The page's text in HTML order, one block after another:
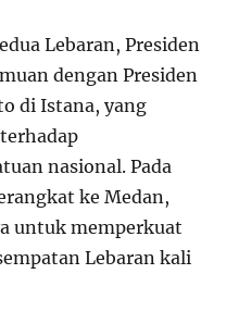
Lebaran, Presiden
dengan Presiden
di Istana, yang
nasional. Pada
ke Medan,
untuk memperkuat
Lebaran kali